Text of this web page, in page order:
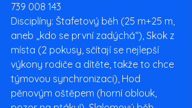
739 008 143
Disciplíny: Štafetový běh (25 m+25 m,
aneb „kdo se první zadýchá“), Skok z
místa (2 pokusy, sčítají se nejlepší
výkony rodiče a dítěte, takže to chce
týmovou synchronizaci), Hod
pěnovým oštěpem (horní oblouk,